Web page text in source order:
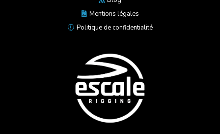
 Mentions légales
 Politique de confidentialité